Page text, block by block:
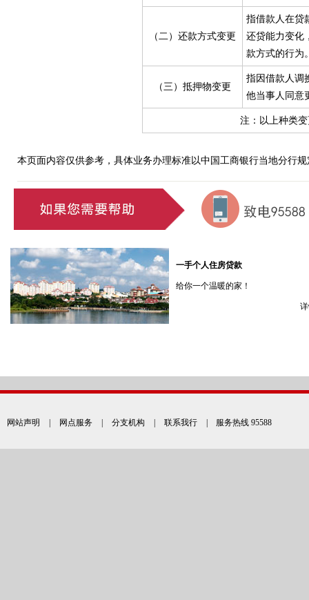
（二）还款方式变更
指借款人在贷
还贷能力变化
款方式的行为
（三）抵押物变更
指因借款人调
他当事人同意
注：以上种类
本页面内容仅供参考，具体业务办理标准以中国工商银行当地分行
一手个人住房贷款
给你一个温暖的家！
网站声明 网点服务 分支机构 联系我行 | 服务热线 95588